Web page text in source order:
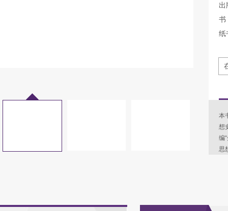
出
纸
本
想
编
思